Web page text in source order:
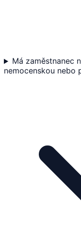
Má zaměstnanec
nemocenskou nebo